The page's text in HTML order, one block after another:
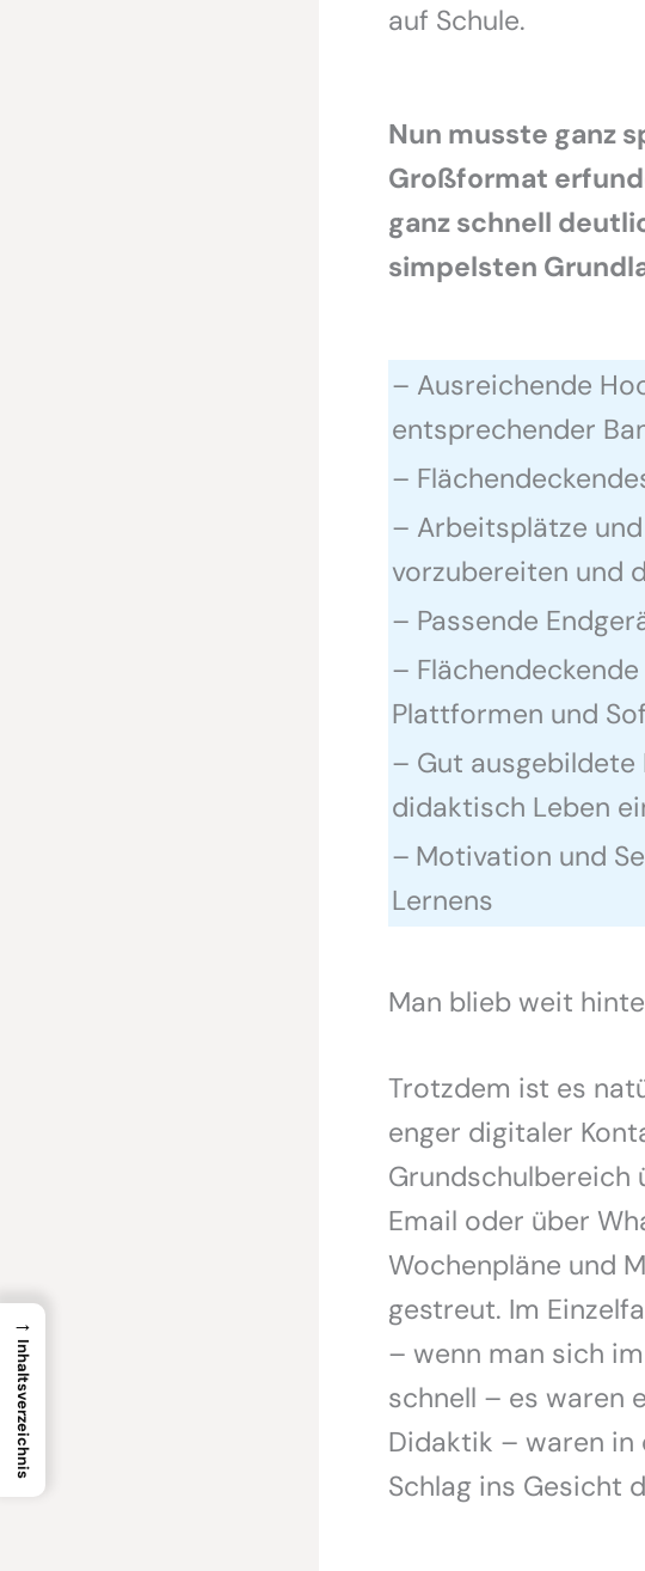
auf Schule.
Nun musste ganz
Großformat
ganz schnell
simpelsten
– Ausreichende
entsprechender
–
– Arbeitsplätze
vorzubereiten und
– Passende
–
Plattformen und
– Gut ausgebildete
didaktisch Leben
– Motivation und
Lernens
Man blieb weit
Trotzdem ist es
enger digitaler
Grundschulbereich
Email oder über
Wochenpläne und
gestreut. Im
– wenn man sich
schnell – es waren
Didaktik – waren in
Schlag ins Gesicht
→
Inhaltsverzeichnis